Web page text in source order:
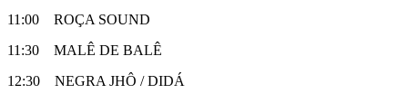
11:00 ROÇA SOUND
11:30 MALÊ DE BALÊ
12:30 NEGRA JHÔ / DIDÁ